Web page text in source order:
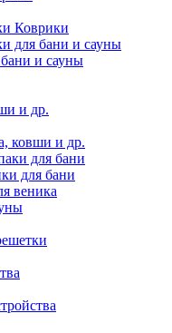
Коврики
для бани и сауны
и сауны
и др.
ковши и др.
для бани
для бани
веника